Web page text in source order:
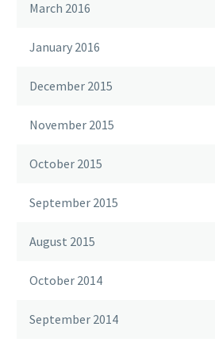
March 2016
January 2016
December 2015
November 2015
October 2015
September 2015
August 2015
October 2014
September 2014